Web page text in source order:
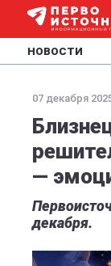
НОВОСТИ
07 декабря
—
декабря.